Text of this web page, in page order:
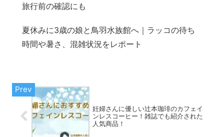
旅行前の確認にも
夏休みに3歳の娘と鳥羽水族館へ｜ラッコの待ち
時間や暑さ、混雑状況をレポート
妊婦さんに優しい辻本珈琲のカフェイ
ンレスコーヒー！雑誌でも紹介された
人気商品！